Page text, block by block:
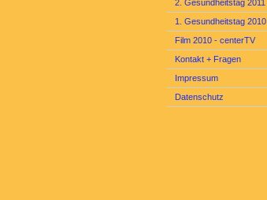
2. Gesundheitstag 2011
1. Gesundheitstag 2010
Film 2010 - centerTV
Kontakt + Fragen
Impressum
Datenschutz